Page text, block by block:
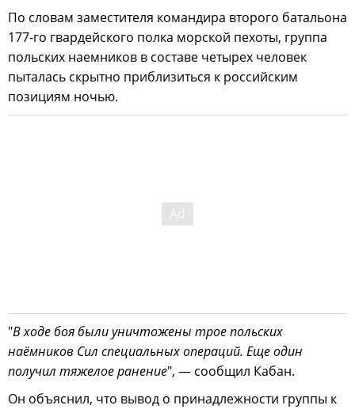
По словам заместителя командира второго батальона
177-го гвардейского полка морской пехоты, группа
польских наемников в составе четырех человек
пыталась скрытно приблизиться к российским
позициям ночью.
"В ходе боя были уничтожены трое польских
наёмников Сил специальных операций. Еще один
получил тяжелое ранение", — сообщил Кабан.
Он объяснил, что вывод о принадлежности группы к